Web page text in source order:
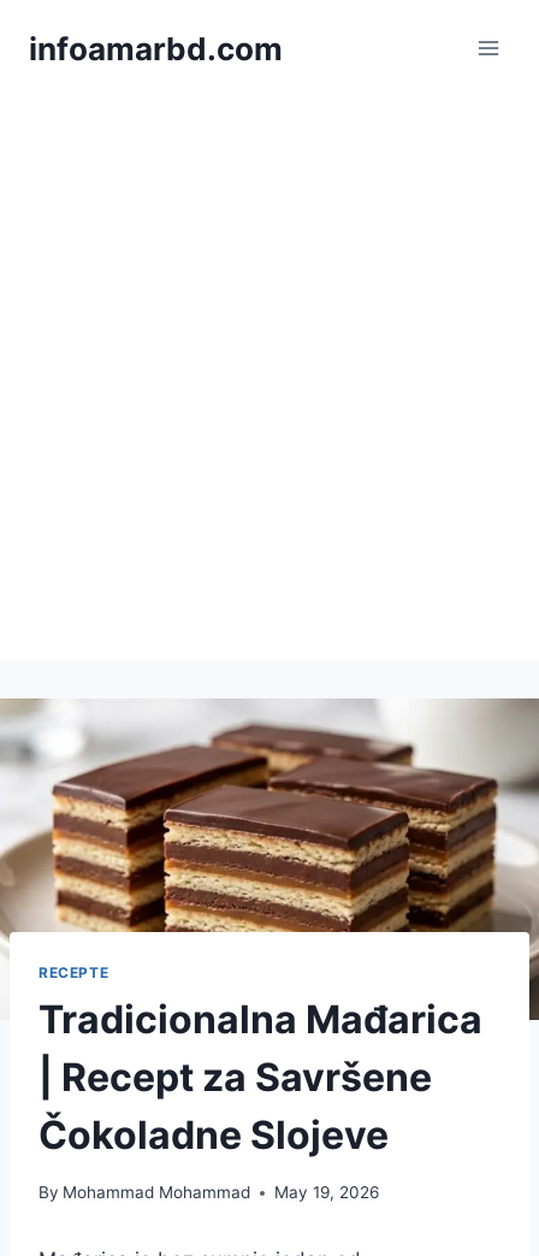
infoamarbd.com
RECEPTE
Tradicionalna Mađarica
| Recept za Savršene
Čokoladne Slojeve
By Mohammad Mohammad May 19, 2026